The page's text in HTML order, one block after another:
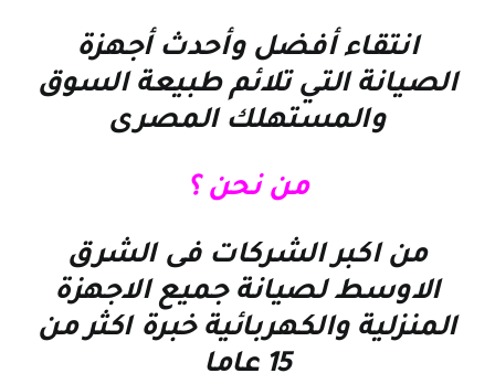
انتقاء أفضل وأحدث أجهزة
الصيانة التي تلائم طبيعة السوق
والمستهلك المصرى
من نحن ؟
من اكبر الشركات فى الشرق
الاوسط لصيانة جميع الاجهزة
المنزلية والكهربائية خبرة اكثر من
15 عاما